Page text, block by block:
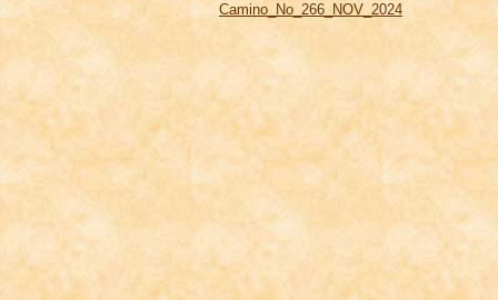
Camino_No_266_NOV_2024